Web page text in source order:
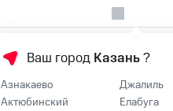
Ваш город Казань?
Азнакаево
Актюбинский
Джалиль
Елабуга